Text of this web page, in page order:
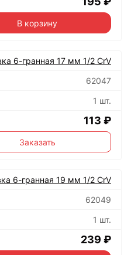
В корзину
6-гранная 17 мм 1/2 CrV
62047
1 шт.
113 ₽
Заказать
6-гранная 19 мм 1/2 CrV
62049
1 шт.
239 ₽